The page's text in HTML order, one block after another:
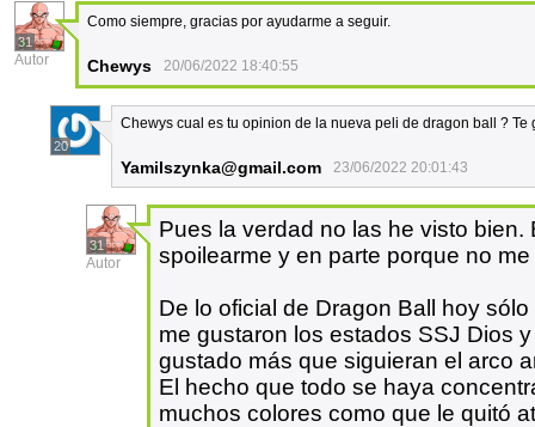
31
Autor
Como siempre, gracias por ayudarme a seguir.
Chewys 20/06/2022 18:40:55
20
Chewys cual es tu opinion de la nueva peli de dragon ball ?
Yamilszynka@gmail.com 23/06/2022 20:01:43
31
Autor
Pues la verdad no las he visto
spoilearme y en parte porque no
De lo oficial de Dragon Ball hoy
me gustaron los estados SSJ Dios
gustado más que siguieran el arco
El hecho que todo se haya
muchos colores como que le quitó